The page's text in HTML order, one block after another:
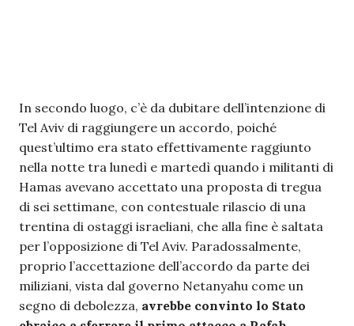
In secondo luogo, c’è da dubitare dell’intenzione di
Tel Aviv di raggiungere un accordo, poiché
quest’ultimo era stato effettivamente raggiunto
nella notte tra lunedì e martedì quando i militanti di
Hamas avevano accettato una proposta di tregua
di sei settimane, con contestuale rilascio di una
trentina di ostaggi israeliani, che alla fine è saltata
per l’opposizione di Tel Aviv. Paradossalmente,
proprio l’accettazione dell’accordo da parte dei
miliziani, vista dal governo Netanyahu come un
segno di debolezza, avrebbe convinto lo Stato